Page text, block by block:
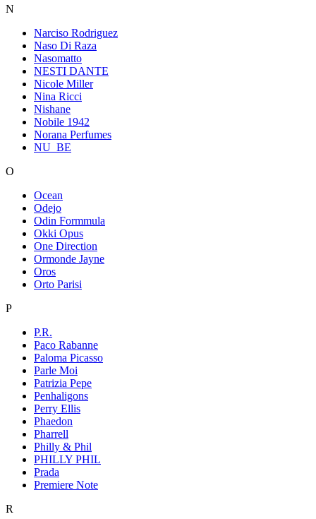
N
Narciso Rodriguez
Naso Di Raza
Nasomatto
NESTI DANTE
Nicole Miller
Nina Ricci
Nishane
Nobile 1942
Norana Perfumes
NU_BE
O
Ocean
Odejo
Odin Formmula
Okki Opus
One Direction
Ormonde Jayne
Oros
Orto Parisi
P
P.R.
Paco Rabanne
Paloma Picasso
Parle Moi
Patrizia Pepe
Penhaligons
Perry Ellis
Phaedon
Pharrell
Philly & Phil
PHILLY PHIL
Prada
Premiere Note
R